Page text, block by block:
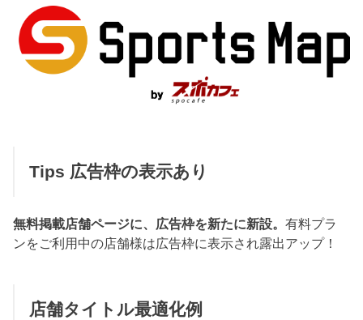
Tips 広告枠の表示あり
無料掲載店舗ページに、広告枠を新たに新設。有料プラ
ンをご利用中の店舗様は広告枠に表示され露出アップ！
店舗タイトル最適化例